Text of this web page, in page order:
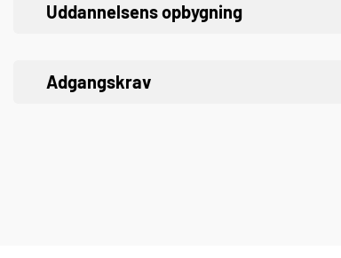
Uddannelsens opbygning
Adgangskrav